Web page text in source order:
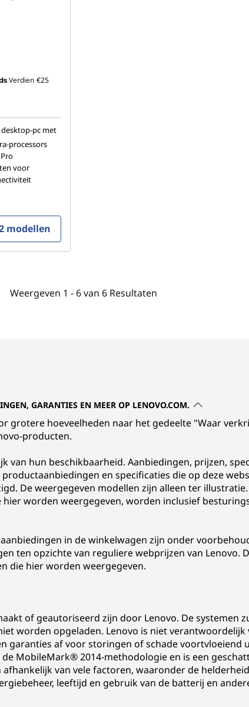
Verdien €25
pc met
processors
voor
modellen
Weergeven 1 - 6van 6 Resultaten
GARANTIES EN MEER OP LENOVO.COM.
grotere hoeveelheden naar het gedeelte "Waar
producten.
van hun beschikbaarheid. Aanbiedingen, prijzen,
en specificaties die op deze
De weergegeven modellen zijn alleen ter
worden weergegeven, worden inclusief
in de winkelwagen zijn onder
ten opzichte van reguliere webprijzen van Lenovo.
die hier worden weergegeven.
of geautoriseerd zijn door Lenovo. De systemen
worden opgeladen. Lenovo is niet verantwoordelijk
garanties af voor storingen of schade voortvloeiend
MobileMark® 2014-methodologie en is een
van vele factoren, waaronder de
leeftijd en gebruik van de batterij en